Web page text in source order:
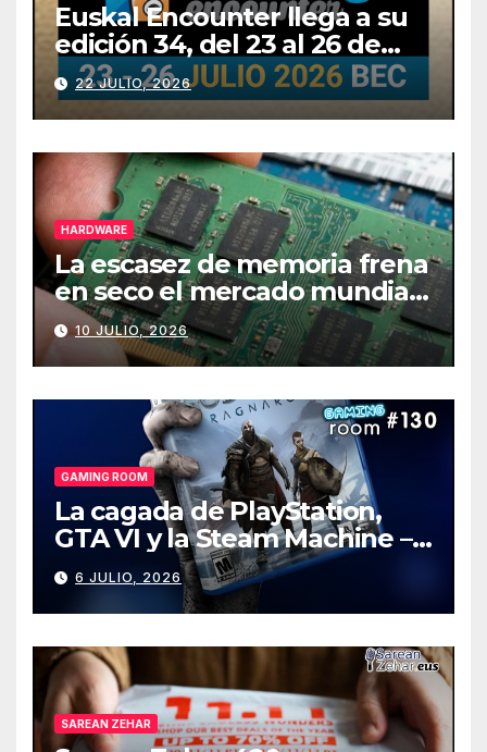
Euskal Encounter llega a su
edición 34, del 23 al 26 de
julio
22 JULIO, 2026
HARDWARE
La escasez de memoria frena
en seco el mercado mundial
de PCs
10 JULIO, 2026
GAMING ROOM
La cagada de PlayStation,
GTA VI y la Steam Machine –
Gaming Room #130
6 JULIO, 2026
SAREAN ZEHAR